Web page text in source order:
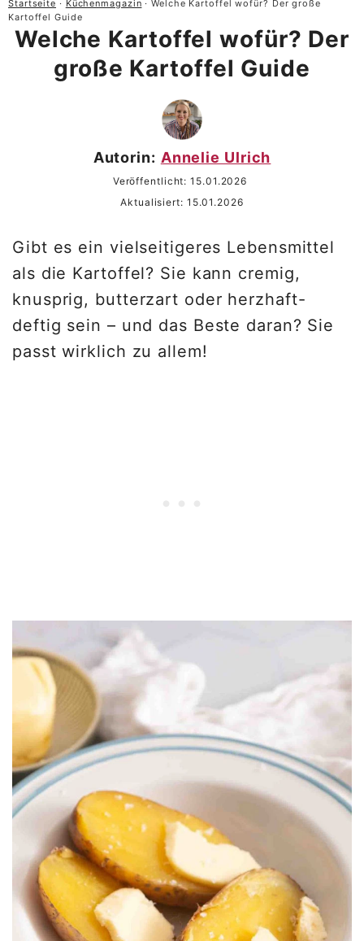
Startseite · Küchenmagazin ·Welche Kartoffel wofür? Der große
Kartoffel Guide
Welche Kartoffel wofür? Der
große Kartoffel Guide
Autorin: Annelie Ulrich
Veröffentlicht:15.01.2026
Aktualisiert: 15.01.2026
Gibt es ein vielseitigeres Lebensmittel
als die Kartoffel? Sie kann cremig,
knusprig, butterzart oder herzhaft-
deftig sein – und das Beste daran? Sie
passt wirklich zu allem!